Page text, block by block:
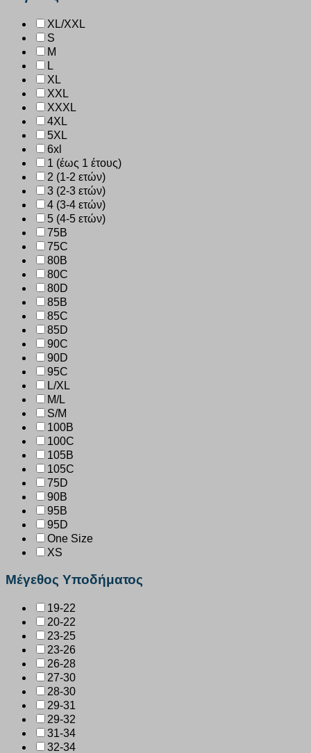
XL/XXL
S
M
L
XL
XXL
XXXL
4XL
5XL
6xl
1 (έως 1 έτους)
2 (1-2 ετών)
3 (2-3 ετών)
4 (3-4 ετών)
5 (4-5 ετών)
75B
75C
80B
80C
80D
85B
85C
85D
90C
90D
95C
L/XL
M/L
S/M
100B
100C
105B
105C
75D
90B
95B
95D
One Size
XS
Μέγεθος Υποδήματος
19-22
20-22
23-25
23-26
26-28
27-30
28-30
29-31
29-32
31-34
32-34